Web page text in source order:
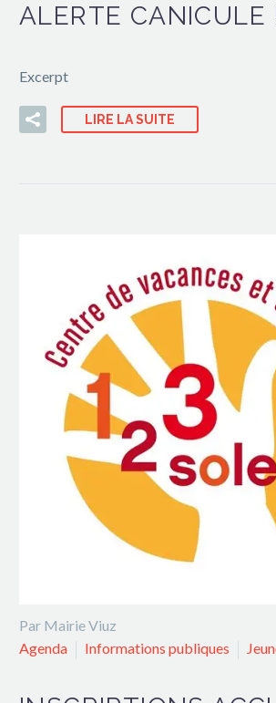
ALERTE CANICULE
Excerpt
LIRE LA SUITE
Par Mairie Viuz
Agenda
Informations publiques